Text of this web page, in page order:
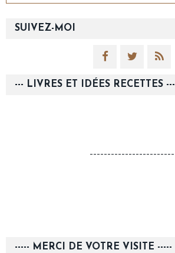
SUIVEZ-MOI
--- LIVRES ET IDÉES RECETTES ---
------------------------
----- MERCI DE VOTRE VISITE -----